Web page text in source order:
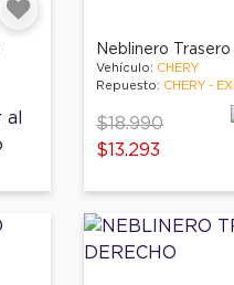
Neblinero
Vehículo: CHERY
Repuesto: CHERY -
Price reduced
$18.990to
$13.293